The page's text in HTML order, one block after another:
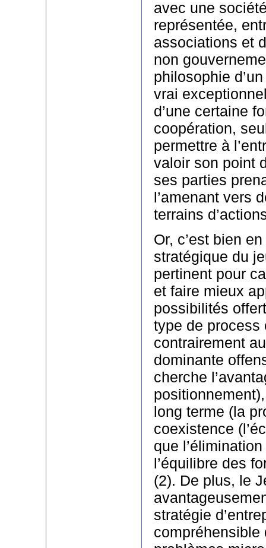
avec une
représentée,
associations et
non
philosophie
vrai
d’une certaine
coopération,
permettre à
valoir son point
ses parties
l’amenant vers
terrains
Or, c’est bien
stratégique du
pertinent pour
et faire mieux
possibilités
type de process
contrairement
dominante
cherche
long terme (la
coexistence
que
l’équilibre des
(2). De plus, le
stratégie
compréhensible